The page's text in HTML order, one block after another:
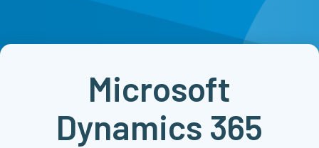
Microsoft
Dynamics 365